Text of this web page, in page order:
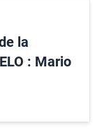
la
: Mario